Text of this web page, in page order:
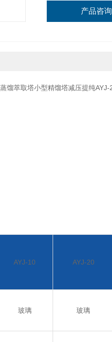
产品咨询
AYJ-10 AYJ-20
玻璃 玻璃